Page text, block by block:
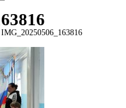
IMG_20250506_163816